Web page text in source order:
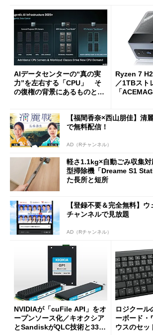
AIデータセンターの“真の実
力”を左右する「CPU」 そ
の復権の背景にあるものと
Ryzen 7
／1TBスト
「
【福間香奈×西山朋佳】清
で無料配信！
AD（Rチャンネル）
軽さ1.1kg×自動ごみ収集
型掃除機「Dreame S1
た長所と短所
【登録不要＆完全無料】
チャンネルで見放題
AD（Rチャンネル）
NVIDIAが「cuFile API」をオ
ープンソース化／キオクシア
とSandiskがQLC技術と332
ロジクール
ーボード・
ウスのセッ